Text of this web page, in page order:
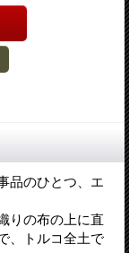
品のひとつ、エ
りの布の上に直
、トルコ全土で